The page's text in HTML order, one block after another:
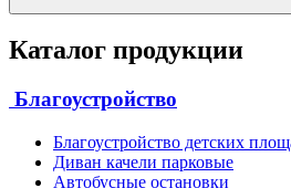
Каталог продукции
Благоустройство
Благоустройство детских
Диван качели парковые
Автобусные остановки